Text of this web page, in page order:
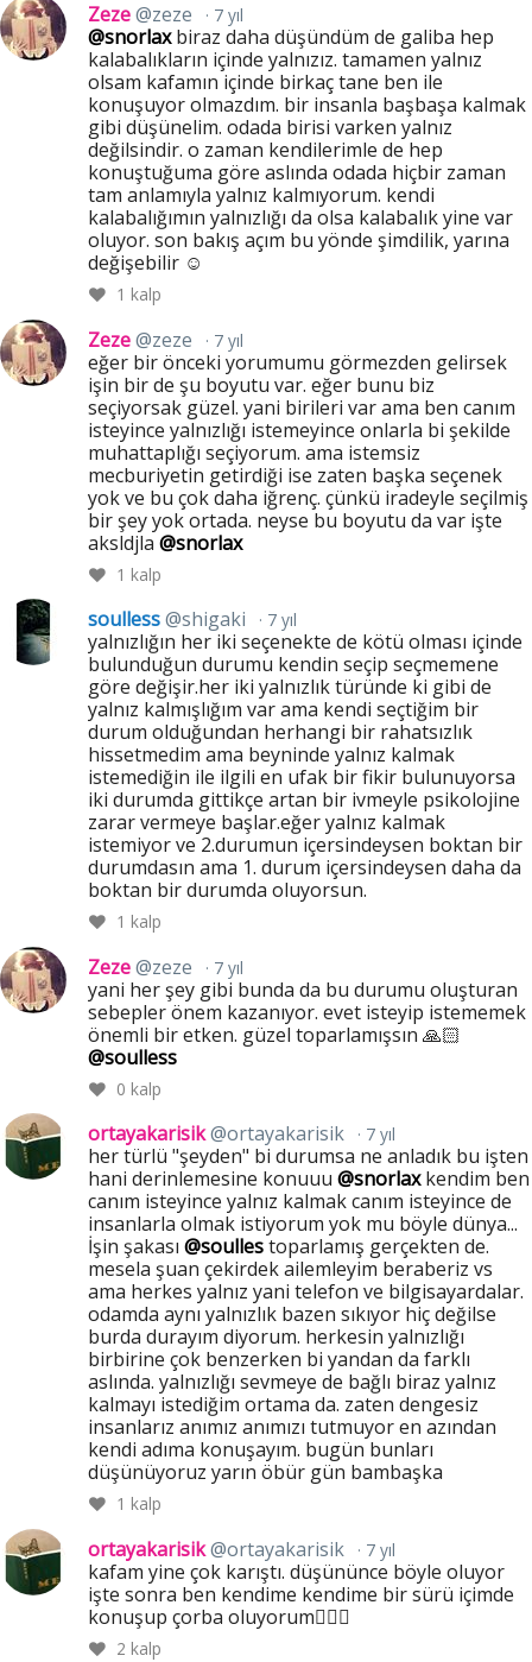
Zeze@zeze 7 yıl
@snorlaxbiraz daha düşündüm de galiba hep
kalabalıkların içinde yalnızız. tamamen yalnız
olsam kafamın içinde birkaç tane ben ile
konuşuyor olmazdım. bir insanla başbaşa kalmak
gibi düşünelim. odada birisi varken yalnız
değilsindir. o zaman kendilerimle de hep
konuştuğuma göre aslında odada hiçbir zaman
tam anlamıyla yalnız kalmıyorum. kendi
kalabalığımın yalnızlığı da olsa kalabalık yine var
oluyor. son bakış açım bu yönde şimdilik, yarına
değişebilir ☺️
1 kalp
Zeze@zeze 7 yıl
eğer bir önceki yorumumu görmezden gelirsek
işin bir de şu boyutu var. eğer bunu biz
seçiyorsak güzel. yani birileri var ama ben canım
isteyince yalnızlığı istemeyince onlarla bi şekilde
muhattaplığı seçiyorum. ama istemsiz
mecburiyetin getirdiği ise zaten başka seçenek
yok ve bu çok daha iğrenç. çünkü iradeyle seçilmiş
bir şey yok ortada. neyse bu boyutu da var işte
aksldjla@snorlax
1 kalp
soulless@shigaki 7 yıl
yalnızlığın her iki seçenekte de kötü olması içinde
bulunduğun durumu kendin seçip seçmemene
göre değişir.her iki yalnızlık türünde ki gibi de
yalnız kalmışlığım var ama kendi seçtiğim bir
durum olduğundan herhangi bir rahatsızlık
hissetmedim ama beyninde yalnız kalmak
istemediğin ile ilgili en ufak bir fikir bulunuyorsa
iki durumda gittikçe artan bir ivmeyle psikolojine
zarar vermeye başlar.eğer yalnız kalmak
istemiyor ve 2.durumun içersindeysen boktan bir
durumdasın ama 1. durum içersindeysen daha da
boktan bir durumda oluyorsun.
1 kalp
Zeze@zeze 7 yıl
yani her şey gibi bunda da bu durumu oluşturan
sebepler önem kazanıyor. evet isteyip istememek
önemli bir etken. güzel toparlamışsın 🙏🏻
@soulless
0 kalp
ortayakarisik@ortayakarisik 7 yıl
her türlü "şeyden" bi durumsa ne anladık bu işten
hani derinlemesine konuuu@snorlaxkendim ben
canım isteyince yalnız kalmak canım isteyince de
insanlarla olmak istiyorum yok mu böyle dünya...
İşin şakası@soullestoparlamış gerçekten de.
mesela şuan çekirdek ailemleyim beraberiz vs
ama herkes yalnız yani telefon ve bilgisayardalar.
odamda aynı yalnızlık bazen sıkıyor hiç değilse
burda durayım diyorum. herkesin yalnızlığı
birbirine çok benzerken bi yandan da farklı
aslında. yalnızlığı sevmeye de bağlı biraz yalnız
kalmayı istediğim ortama da. zaten dengesiz
insanlarız anımız anımızı tutmuyor en azından
kendi adıma konuşayım. bugün bunları
düşünüyoruz yarın öbür gün bambaşka
1 kalp
ortayakarisik@ortayakarisik 7 yıl
kafam yine çok karıştı. düşününce böyle oluyor
işte sonra ben kendime kendime bir sürü içimde
konuşup çorba oluyorum🤦🏻‍♀️
2 kalp